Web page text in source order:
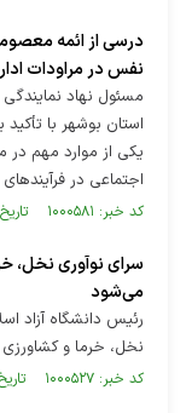
درسی از ائمه
نفس در مراودات
مسئول نهاد
استان بوشهر با
یکی از موارد مهم در
اجتماعی در
کد خبر: ۱۰۰۰۵۸۱ تاریخ انتشار : ۱۴۰۴/۰۷/۰۷
سرای نوآوری نخل،
می‌شود
رئیس دانشگاه آزاد
نخل، خرما و کشاورزی
کد خبر: ۱۰۰۰۵۲۷ تاریخ انتشار : ۱۴۰۴/۰۷/۰۶